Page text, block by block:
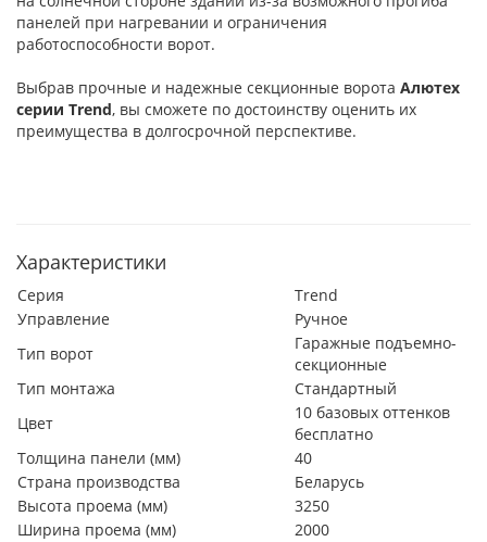
панелей при нагревании и ограничения
работоспособности ворот.
Выбрав прочные и надежные секционные ворота Алютех
серии Trend, вы сможете по достоинству оценить их
преимущества в долгосрочной перспективе.
Характеристики
Серия
Trend
Управление
Ручное
Тип ворот
Гаражные подъемно-
секционные
Тип монтажа
Стандартный
Цвет
10 базовых оттенков
бесплатно
Толщина панели (мм)
40
Страна производства
Беларусь
Высота проема (мм)
3250
Ширина проема (мм)
2000